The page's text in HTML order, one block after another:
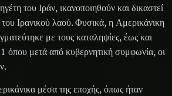
του Ιράν, ικανοποιηθούν και δικαστεί
Ιρανικού λαού. Φυσικά, η Αμερικάνικη
με τους καταληψίες, έως και
όπου μετά από κυβερνητική συμφωνία, οι
μέσα της εποχής, όπως ήταν